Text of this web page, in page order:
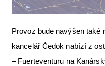
Provoz bude navýšen také
kancelář Čedok nabízí z
– Fuerteventuru na